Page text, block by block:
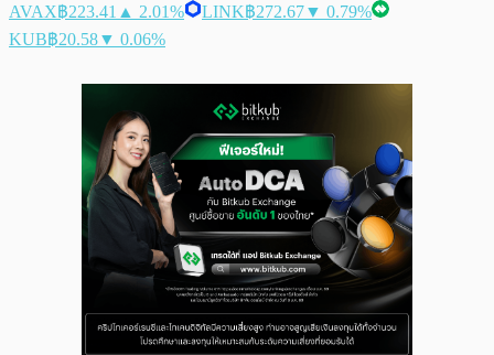
AVAX฿223.41 ▲ 2.01% LINK฿272.67▼ 0.79%
KUB฿20.58▼ 0.06%